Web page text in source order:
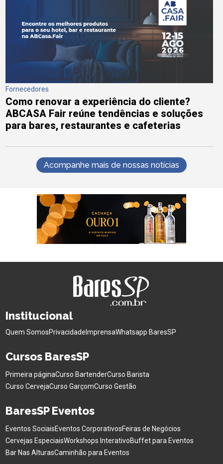
Fornecedores
Como renovar a experiência do cliente?
ABCASA Fair reúne tendências e soluções
para bares, restaurantes e cafeterias
Acompanhe mais de nossas notícias
Institucional
Quem SomosPrivacidade ImprensaWhatsapp BaresSP
Cursos BaresSP
Primeira páginaCurso BartenderCurso Barista
Curso CervejaCurso GarçomCurso Gestão
BaresSP Eventos
Eventos SociaisEventos CorporativosFeiras de Negócios
Cervejas EspeciaisWorkshops InterativoBuffet para Eventos
Bar Nas AlturasCaminhão para Eventos